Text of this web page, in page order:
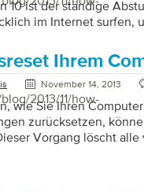
10 ist der ständige
im Internet surfen,
mehr und muss
allzu vertraut
Tricks, die Ihnen bei
können. Der
Probleme stößt, ist die
Junkware
diese Programme
2013/11/how-
Ihrem
November 14, 2013
wie Sie Ihren
zurücksetzen,
Vorgang löscht